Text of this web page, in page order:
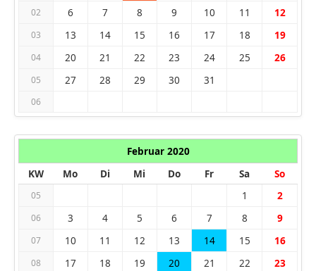
02 6 7 8 9 10 11 12
03 13 14 15 16 17 18 19
04 20 21 22 23 24 25 26
05 27 28 29 30 31
06
Februar 2020
KW
Mo Di Mi Do Fr Sa So
05 1 2
06 3 4 5 6 7 8 9
07 10 11 12 13 14 15 16
08 17 18 19 20 21 22 23